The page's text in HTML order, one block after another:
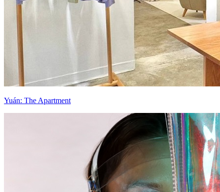
Yuán: The Apartment